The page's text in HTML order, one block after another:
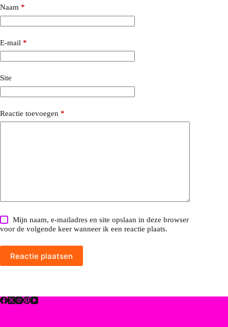
Naam *
E-mail *
Site
Reactie toevoegen *
Mijn naam, e-mailadres en site opslaan in deze browser
voor de volgende keer wanneer ik een reactie plaats.
Reactie plaatsen